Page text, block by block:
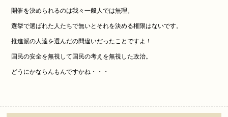
開催を決められるのは我々一般人では無理。
選挙で選ばれた人たちで無いとそれを決める権限はないです。
推進派の人達を選んだの間違いだったことですよ！
国民の安全を無視して国民の考えを無視した政治。
どうにかならんもんですかね・・・